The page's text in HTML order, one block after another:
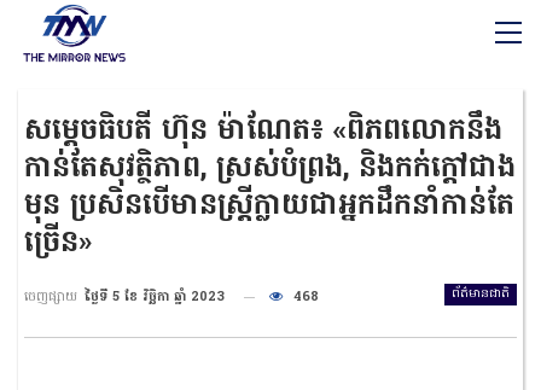
សម្ដេចធិបតី ហ៊ុន ម៉ាណែត៖ «ពិភពលោកនឹង
កាន់តែសុវត្ថិភាព, ស្រស់បំព្រង, និងកក់ក្តៅជាង
មុន ប្រសិនបើមានស្ត្រីក្លាយជាអ្នកដឹកនាំកាន់តែ
ច្រើន»
ព័ត៌មានជាតិ
ចេញផ្សាយ ថ្ងៃទី 5 ខែ វិច្ឆិកា ឆ្នាំ 2023 468